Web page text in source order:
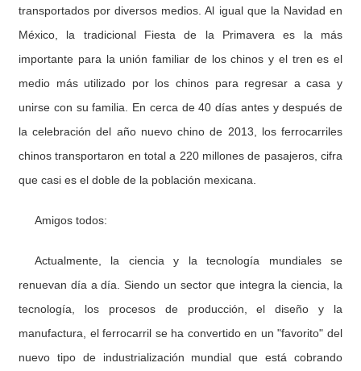
transportados por diversos medios. Al igual que la Navidad en
México, la tradicional Fiesta de la Primavera es la más
importante para la unión familiar de los chinos y el tren es el
medio más utilizado por los chinos para regresar a casa y
unirse con su familia. En cerca de 40 días antes y después de
la celebración del año nuevo chino de 2013, los ferrocarriles
chinos transportaron en total a 220 millones de pasajeros, cifra
que casi es el doble de la población mexicana.
Amigos todos:
Actualmente, la ciencia y la tecnología mundiales se
renuevan día a día. Siendo un sector que integra la ciencia, la
tecnología, los procesos de producción, el diseño y la
manufactura, el ferrocarril se ha convertido en un "favorito" del
nuevo tipo de industrialización mundial que está cobrando